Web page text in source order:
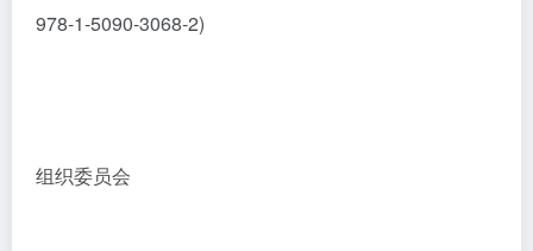
978-1-5090-3068-2)
组织委员会